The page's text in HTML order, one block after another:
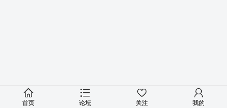
首页 论坛 关注 我的